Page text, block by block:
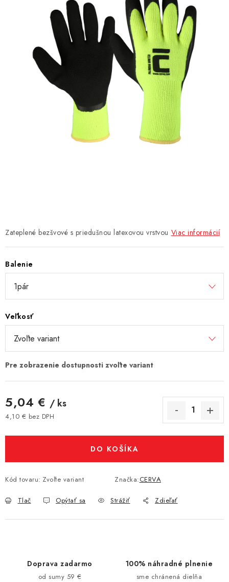
Predajne Kontakt Chránená dielňa
Pre firmy
Doprava, platba a zľavy
Potlač lôg
Formulár na výmenu tovaru
Kto sme
Reklamačný poriadok
Formulár na vrátenie tovaru /odstúpenie od zmluvy
Obchodné podmienky
Zásady ochrany osobných údajov
Zateplené bezšvové s priedušnou latexovou vrstvou Viac informácií
Balenie
Veľkosť
5,04 € / ks
4,10 € bez DPH
DO KOŠÍKA
Kód tovaru: Zvoľte variant Značka:CERVA
Tlač Opýtať sa Strážiť Zdieľať
Doprava zadarmo
od sumy 59 €
100% náhradné plnenie
sme chránená dielňa